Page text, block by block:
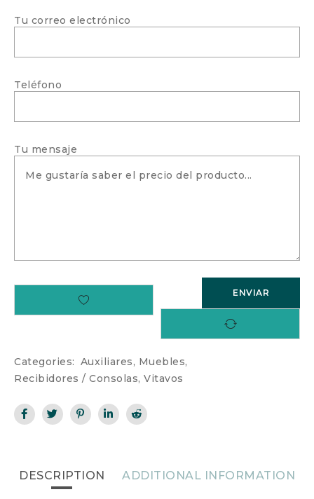
Tu correo electrónico
Teléfono
Tu mensaje
Categories: Auxiliares, Muebles,
Recibidores / Consolas, Vitavos
DESCRIPTION ADDITIONAL INFORMATION